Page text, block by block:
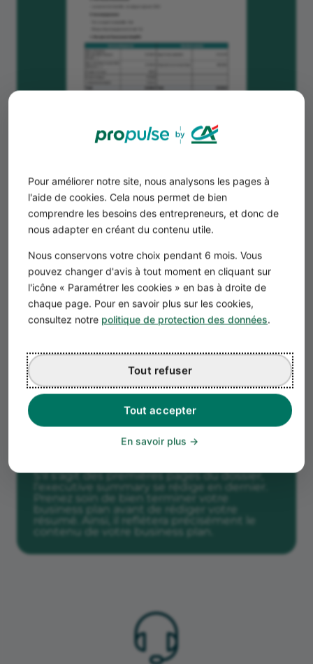
Pour améliorer notre site, nous analysons les pages à
l'aide de cookies. Cela nous permet de bien
comprendre les besoins des entrepreneurs, et donc de
nous adapter en créant du contenu utile.
Nous conservons votre choix pendant 6 mois. Vous
pouvez changer d'avis à tout moment en cliquant sur
l'icône « Paramétrer les cookies » en bas à droite de
chaque page. Pour en savoir plus sur les cookies,
consultez notre politique de protection des données.
Tout accepter
Tout refuser
En savoir plus
La présentation de votre projet de
magasin de vêtements
Cette section débute par une synthèse de
votre projet, l' executive summary. Il ne doit
pas dépasser deux pages. Son objectif est
de donner envie aux investisseurs d'en
savoir davantage sur votre projet. Vous
devez résumer les points suivants :
concept
, la vision et la mission de votre
seconde-main, de vêtements éthiques
ou de luxe, un concept-store, etc.).
marché cible,les tendances du
secteur et les opportunités.
Votreprésentation(parcours,
compétences, expérience, motivations).
Parlez également des associés et de votre
équipe.
besoins en financemen
S'il s'agit des premières pages du dossier,
l’executive summary se rédige en dernier.
Prenez soin de bien terminer votre
business plan avant de rédiger votre
résumé. Ainsi, il reflétera précisément le
contenu de votre business plan.